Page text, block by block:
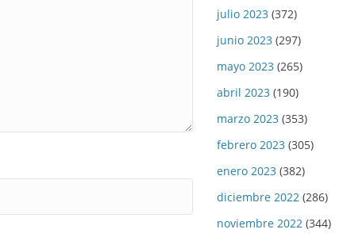
julio 2023 (372)
junio 2023 (297)
mayo 2023 (265)
abril 2023 (190)
marzo 2023 (353)
febrero 2023 (305)
enero 2023 (382)
diciembre 2022 (286)
noviembre 2022 (344)